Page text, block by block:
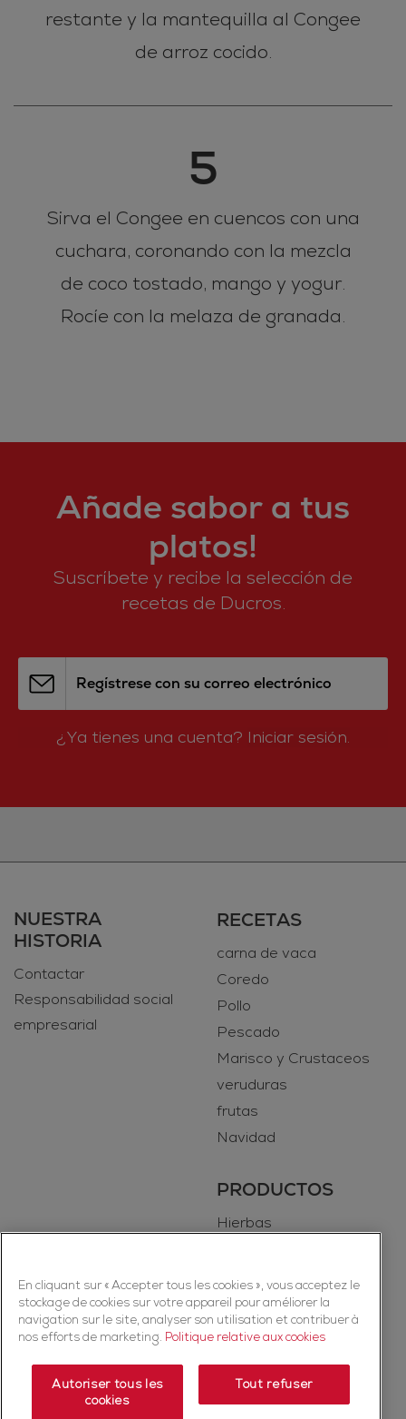
restante y la mantequilla al Congee
de arroz cocido.
5
Sirva el Congee en cuencos con una
cuchara, coronando con la mezcla
de coco tostado, mango y yogur.
Rocíe con la melaza de granada.
Añade sabor a tus
platos!
Suscríbete y recibe la selección de
recetas de Ducros.
Regístrese con su correo electrónico
¿Ya tienes una cuenta? Iniciar sesión.
NUESTRA
HISTORIA
Contactar
Responsabilidad social
empresarial
RECETAS
carna de vaca
Coredo
Pollo
Pescado
Marisco y Crustaceos
veruduras
frutas
Navidad
PRODUCTOS
Hierbas
Copyright © 2026 Ducros (McCormick & Company, Inc). Todos los
En cliquant sur « Accepter tous les cookies », vous acceptez le
stockage de cookies sur votre appareil pour améliorer la
navigation sur le site, analyser son utilisation et contribuer à
nos efforts de marketing. Politique relative aux cookies
Autoriser tous les
cookies
Tout refuser